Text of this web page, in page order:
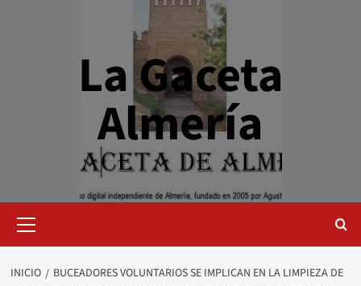
La Gaceta
Almería
primario
INICIO
BUCEADORES VOLUNTARIOS SE IMPLICAN EN LA LIMPIEZA DE